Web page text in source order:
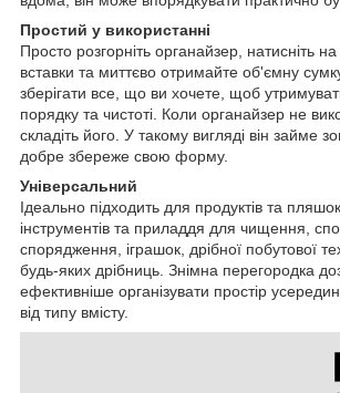
Простий у використанні
Просто розгорніть органайзер, натисніть на
вставки та миттєво отримайте об'ємну
зберігати все, що ви хочете, щоб
порядку та чистоті. Коли органайзер не
складіть його. У такому вигляді він займе
добре збереже свою форму.
Універсальний
Ідеально підходить для продуктів та
інструментів та приладдя для чищення,
спорядження, іграшок, дрібної побутової
будь-яких дрібниць. Знімна перегородка
ефективніше організувати простір
від типу вмісту.